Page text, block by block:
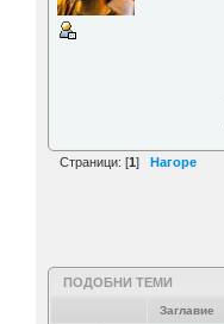
Страници: [1] Нагоре
ПОДОБНИ ТЕМИ
Заглавие